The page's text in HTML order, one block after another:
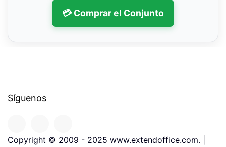
💳 Comprar el Conjunto
Síguenos
Copyright © 2009 - 2025 www.extendoffice.com. |